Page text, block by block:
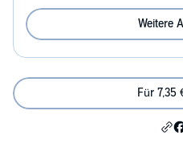
Weitere
Für 7,35